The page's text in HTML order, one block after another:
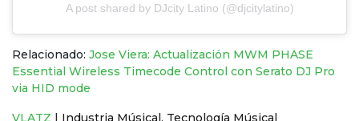
A post shared by DJcity Latino (@djcitylatino)
Relacionado: Jose Viera: Actualización MWM PHASE
Essential Wireless Timecode Control con Serato DJ Pro
via HID mode
VLATZ | Industria Músical, Tecnología Músical